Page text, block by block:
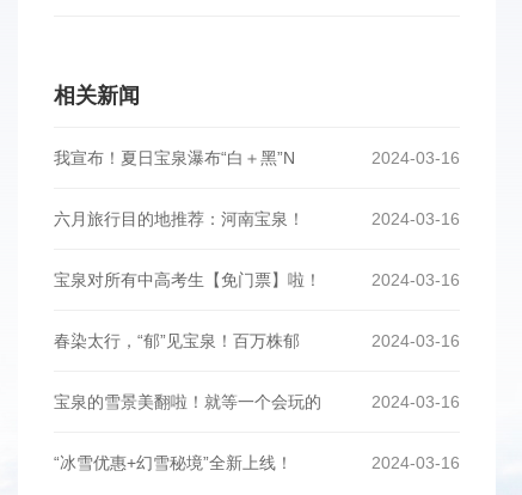
相关新闻
2024-03-16
我宣布！夏日宝泉瀑布“白＋黑”N
2024-03-16
六月旅行目的地推荐：河南宝泉！
2024-03-16
宝泉对所有中高考生【免门票】啦！
2024-03-16
春染太行，“郁”见宝泉！百万株郁
2024-03-16
宝泉的雪景美翻啦！就等一个会玩的
2024-03-16
“冰雪优惠+幻雪秘境”全新上线！